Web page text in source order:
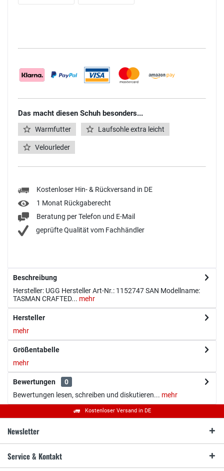
Das macht diesen Schuh besonders...
Warmfutter Laufsohle extra leicht
Velourleder
Kostenloser Hin- & Rückversand in DE
1 Monat Rückgaberecht
Beratung per Telefon und E-Mail
geprüfte Qualität vom Fachhändler
Beschreibung
Hersteller: UGG Hersteller Art-Nr.: 1152747 SAN Modellname:
TASMAN CRAFTED... mehr
Hersteller
mehr
Größentabelle
mehr
Bewertungen
0
Bewertungen lesen, schreiben und diskutieren... mehr
Kostenloser Versand in DE
Newsletter
Service & Kontakt